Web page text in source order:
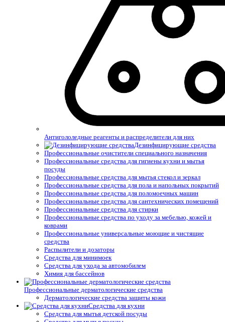
Антигололедные реагенты и распределители для них
Дезинфицирующие средства
Профессиональные очистители специального назначения
Профессиональные средства для гигиены кухни и мытья
посуды
Профессиональные средства для мытья стекол и зеркал
Профессиональные средства для пола и напольных покрытий
Профессиональные средства для поломоечных машин
Профессиональные средства для сантехнических помещений
Профессиональные средства для стирки
Профессиональные средства по уходу за мебелью, кожей и
коврами
Профессиональные универсальные моющие и чистящие
средства
Распылители и дозаторы
Средства для минимоек
Средства для ухода за автомобилем
Химия для бассейнов
Профессиональные дерматологические средства
Дерматологические средства защиты кожи
Средства для кухни
Средства для мытья детской посуды